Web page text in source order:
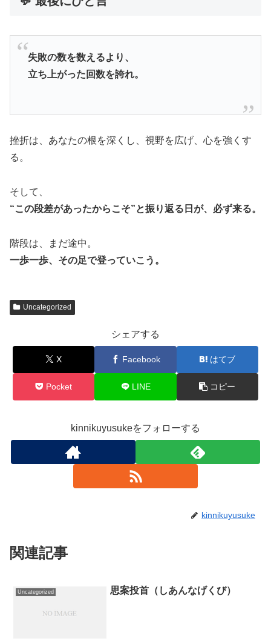
失敗の数を数えるより、
立ち上がった回数を誇れ。
挫折は、あなたの根を深くし、視野を広げ、心を強くす
る。
そして、
“この段差があったからこそ”と振り返る日が、必ず来る。
階段は、まだ途中。
一歩一歩、その足で登っていこう。
Uncategorized
シェアする
X Facebook はてブ
Pocket LINE コピー
kinnikuyusukeをフォローする
kinnikuyusuke
関連記事
Uncategorized 思案投首（しあんなげくび）